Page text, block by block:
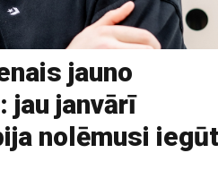
jauno
jau janvārī
nolēmusi iegūt